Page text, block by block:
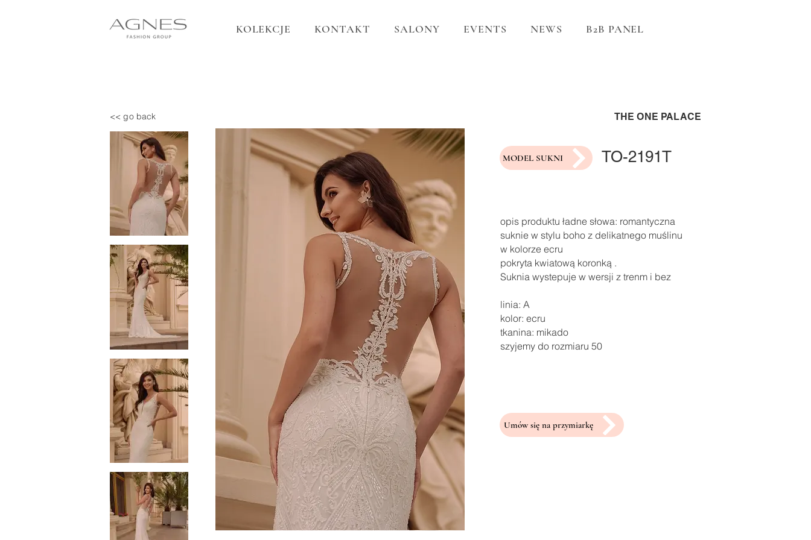
KOLEKCJE KONTAKT SALONY EVENTS NEWS B2B PANEL
<< go back THE ONE PALACE
MODEL SUKNI TO-2191T
opis produktu ładne słowa: romantyczna
suknie w stylu boho z delikatnego muślinu
w kolorze ecru
pokryta kwiatową koronką .
Suknia wystepuje w wersji z trenm i bez
linia: A
kolor: ecru
tkanina: mikado
szyjemy do rozmiaru 50
Umów się na przymiarkę